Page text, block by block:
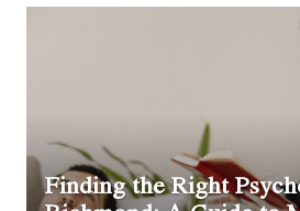
Finding the Right